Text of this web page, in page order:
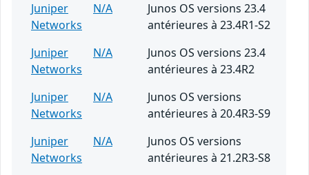
Juniper
Networks
N/A
Junos OS versions 23.4
antérieures à 23.4R1-S2
Juniper
Networks
N/A
Junos OS versions 23.4
antérieures à 23.4R2
Juniper
Networks
N/A
Junos OS versions
antérieures à 20.4R3-S9
Juniper
Networks
N/A
Junos OS versions
antérieures à 21.2R3-S8